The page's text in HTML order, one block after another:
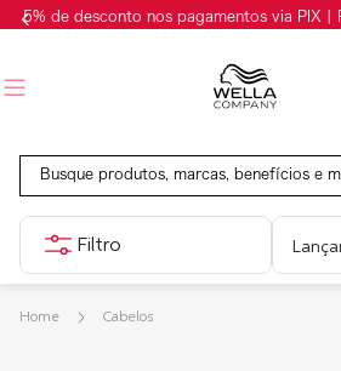
5% de desconto nos pagamentos via PIX |
Busque produtos, marcas, benefícios e
Cabelos